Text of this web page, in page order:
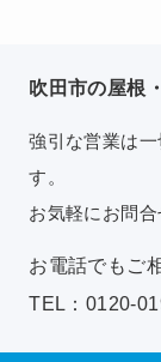
吹田市の屋根
強引な営業は
す。
お気軽にお問合
お電話でもご
TEL：0120-